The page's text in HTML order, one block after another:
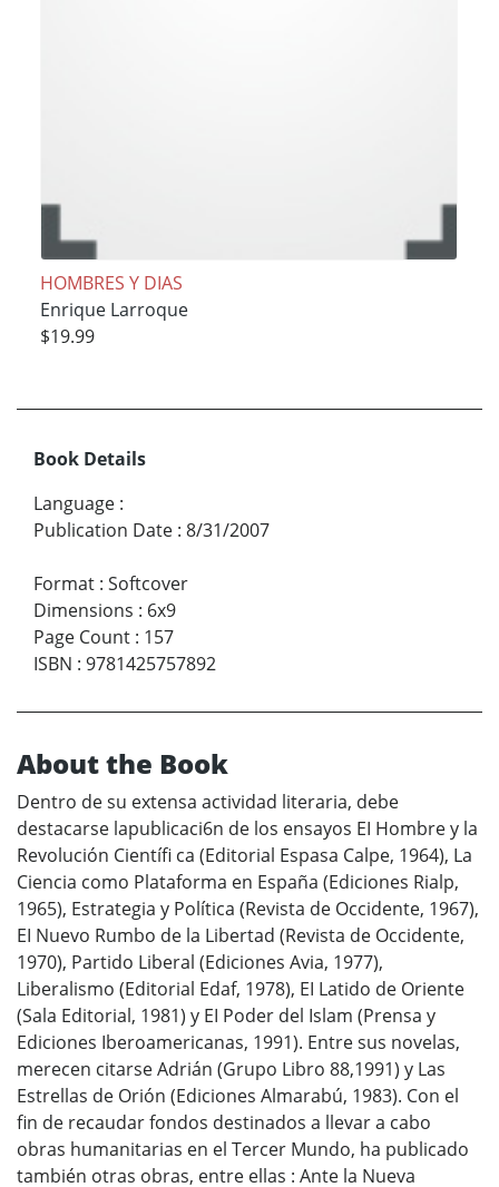
HOMBRES Y DIAS
Enrique Larroque
$19.99
Book Details
Language :
Publication Date : 8/31/2007
Format : Softcover
Dimensions : 6x9
Page Count : 157
ISBN : 9781425757892
About the Book
Dentro de su extensa actividad literaria, debe
destacarse lapublicaci6n de los ensayos EI Hombre y la
Revolución Científi ca (Editorial Espasa Calpe, 1964), La
Ciencia como Plataforma en España (Ediciones Rialp,
1965), Estrategia y Política (Revista de Occidente, 1967),
EI Nuevo Rumbo de la Libertad (Revista de Occidente,
1970), Partido Liberal (Ediciones Avia, 1977),
Liberalismo (Editorial Edaf, 1978), EI Latido de Oriente
(Sala Editorial, 1981) y EI Poder del Islam (Prensa y
Ediciones Iberoamericanas, 1991). Entre sus novelas,
merecen citarse Adrián (Grupo Libro 88,1991) y Las
Estrellas de Orión (Ediciones Almarabú, 1983). Con el
fin de recaudar fondos destinados a llevar a cabo
obras humanitarias en el Tercer Mundo, ha publicado
también otras obras, entre ellas : Ante la Nueva